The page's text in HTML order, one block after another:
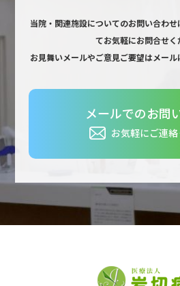
当院・関連施設についてのお問い合わせ
てお気軽にお問合せく
お見舞いメールやご意見ご要望はメー
メールでのお問
お気軽にご連